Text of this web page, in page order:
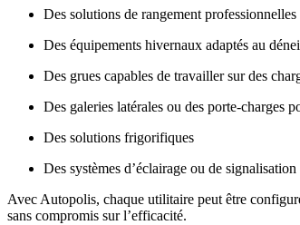
Des solutions de rangement
Des équipements hivernaux adaptés au
Des grues capables de travailler sur des
Des galeries latérales ou des porte-charges
Des solutions frigorifiques
Des systèmes d’éclairage ou de
Avec Autopolis, chaque utilitaire peut être
sans compromis sur l’efficacité.